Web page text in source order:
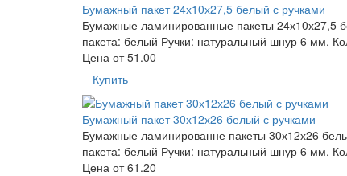
Бумажный пакет 24х10х27,5 белый с ручками
Бумажные ламинированные пакеты 24х10х27,5
пакета: белый Ручки: натуральный шнур 6 мм.
Цена от51.00
Купить
Бумажный пакет 30х12х26 белый с ручками
Бумажные ламинированне пакеты 30х12х26
пакета: белый Ручки: натуральный шнур 6 мм.
Цена от61.20